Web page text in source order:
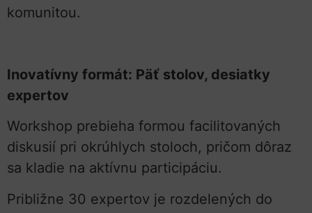
komunitou.
Inovatívny formát: Päť stolov, desiatky
expertov
Workshop prebieha formou facilitovaných
diskusií pri okrúhlych stoloch, pričom dôraz
sa kladie na aktívnu participáciu.
Približne 30 expertov je rozdelených do